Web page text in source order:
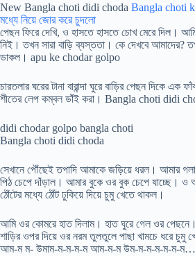
New Bangla choti didi choda Bangla choti
মধ্যে নিয়ে জোর করে চুদলো
পেছন ফিরে দেখি, ও হাসতে হাসতে চোখ মেরে দিল।
নিই। তখন সারা বাড়ি ব্যস্ততা। কে দেখবে আমাদের?
ডাকল। apu ke chodar golpo
চারতলার ঘরের টানা বারান্দা ঘুরে বাড়ির পেছন দিকে এক
শীতের লেপ কম্বল ডাঁই করা। Bangla choti didi
didi chodar golpo bangla choti
Bangla choti didi choda
সেখানে পৌঁছেই তপাদি আমাকে জড়িয়ে ধরল। আমার
পিঠ চেপে দাঁড়াল। আমার বুকে ওর বুক চেপে যাচ্ছে। ও
ঠোঁটের মধ্যে ঠোঁট ঢুকিয়ে দিয়ে চুমু খেতে থাকল।
আমি ওর কোমরে হাত দিলাম। হাত ঘুরে গেল ওর
শাড়ির ওপর দিয়ে ওর নরম তুলতুলে পাছা খামচে ধরে চুমু
আম-ম ম- উমাম-ম-ম-ম-ম আম-ম-ম উম-ম-ম-ম-ম-ম-ম…